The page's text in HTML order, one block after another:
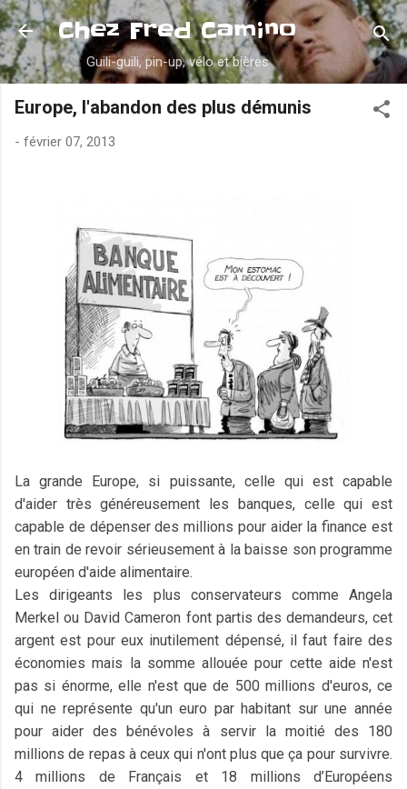
Accéder au contenu principal
Chez Fred Camino
Guili-guili, pin-up, vélo et bières
Europe, l'abandon des plus démunis
- février 07, 2013
La grande Europe, si puissante, celle qui est capable
d'aider très généreusement les banques, celle qui est
capable de dépenser des millions pour aider la finance est
en train de revoir sérieusement à la baisse son programme
européen d'aide alimentaire.
Les dirigeants les plus conservateurs comme Angela
Merkel ou David Cameron font partis des demandeurs, cet
argent est pour eux inutilement dépensé, il faut faire des
économies mais la somme allouée pour cette aide n'est
pas si énorme, elle n'est que de 500 millions d'euros, ce
qui ne représente qu'un euro par habitant sur une année
pour aider des bénévoles à servir la moitié des 180
millions de repas à ceux qui n'ont plus que ça pour survivre.
4 millions de Français et 18 millions d’Européens